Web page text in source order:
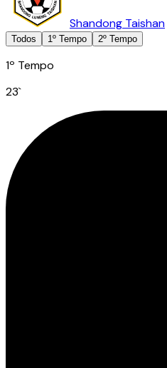
Shandong Taishan
Todos 1º Tempo 2º Tempo
1º Tempo
23`